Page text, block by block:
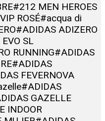
#212 MEN HEROES
ROSÉ#acqua di
#ADIDAS ADIZERO
SL
RUNNING#ADIDAS
#ADIDAS
FEVERNOVA
#ADIDAS
GAZELLE
INDOOR